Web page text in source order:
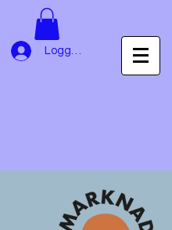
Logga in